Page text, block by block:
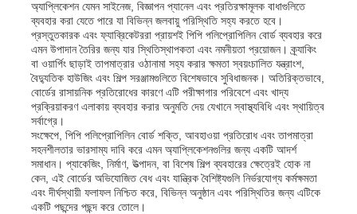
পিপি পাইপ
পলিপ্রোপিলিন পাইপ ফিটিং
অ্যাপ্লিকেশন যেমন সাইনেজ, বিজ্ঞাপন প্যানেল এবং প্রতিরক্ষামূলক বাধাগুলিতে
ব্যবহার করা যেতে পারে যা বিভিন্ন জলবায়ু পরিস্থিতি সহ্য করতে হবে।
প্রস্তুতকারক এবং ফ্যাব্রিকেটররা প্রায়শই পিপি পলিপ্রোপিলিন বোর্ড ব্যবহার করে
এমন উপাদান তৈরির জন্য যার স্থিতিস্থাপকতা এবং নমনীয়তা প্রয়োজন। ক্র্যাকিং
বা ওয়ার্পিং ছাড়াই তাপমাত্রার ওঠানামা সহ্য করার ক্ষমতা স্বয়ংচালিত যন্ত্রাংশ,
বৈদ্যুতিক হাউজিং এবং শিল্প সরঞ্জামগুলিতে বিশেষভাবে সুবিধাজনক। অতিরিক্তভাবে,
বোর্ডের রাসায়নিক প্রতিরোধের কারণে এটি পরীক্ষাগার পরিবেশে এবং খাদ্য
প্রক্রিয়াকরণ এলাকায় ব্যবহার করার অনুমতি দেয় যেখানে স্বাস্থ্যবিধি এবং স্থায়িত্ব
সর্বাগ্রে।
সংক্ষেপে, পিপি পলিপ্রোপিলিন বোর্ড শক্তি, আবহাওয়া প্রতিরোধ এবং তাপমাত্রা
সহনশীলতার ভারসাম্য দাবি করে এমন অ্যাপ্লিকেশনগুলির জন্য একটি আদর্শ
সমাধান। প্যাকেজিং, নির্মাণ, উত্পাদন, বা বিশেষ শিল্প ব্যবহারের ক্ষেত্রেই হোক না
কেন, এই বোর্ডের অভিযোজিত বেধ এবং যান্ত্রিক বৈশিষ্ট্যগুলি নির্ভরযোগ্য কর্মক্ষমতা
এবং দীর্ঘস্থায়ী ফলাফল নিশ্চিত করে, বিভিন্ন অনুষ্ঠান এবং পরিস্থিতির জন্য এটিকে
একটি পছন্দের পছন্দ করে তোলে।